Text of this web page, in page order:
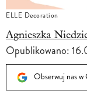
ELLE Decoration
Agnieszka
Opublikowano:
Obserwuj nas w